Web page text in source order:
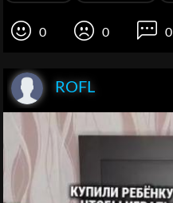
0 0 0
ROFL